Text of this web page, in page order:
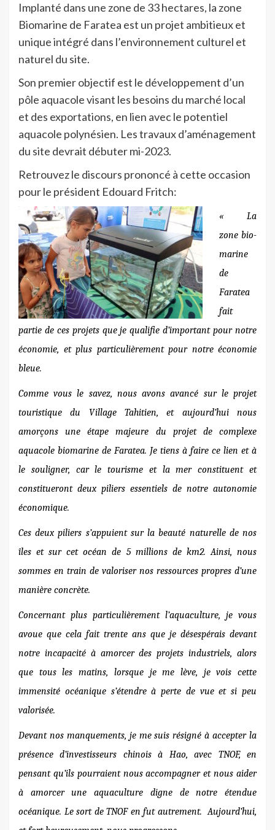
Implanté dans une zone de 33 hectares, la zone
Biomarine de Faratea est un projet ambitieux et
unique intégré dans l’environnement culturel et
naturel du site.
Son premier objectif est le développement d’un
pôle aquacole visant les besoins du marché local
et des exportations, en lien avec le potentiel
aquacole polynésien. Les travaux d’aménagement
du site devrait débuter mi-2023.
Retrouvez le discours prononcé à cette occasion
pour le président Edouard Fritch:
« La
zone bio-
marine
de
Faratea
fait
partie de ces projets que je qualifie d’important pour notre
économie, et plus particulièrement pour notre économie
bleue.
Comme vous le savez, nous avons avancé sur le projet
touristique du Village Tahitien, et aujourd’hui nous
amorçons une étape majeure du projet de complexe
aquacole biomarine de Faratea. Je tiens à faire ce lien et à
le souligner, car le tourisme et la mer constituent et
constitueront deux piliers essentiels de notre autonomie
économique.
Ces deux piliers s’appuient sur la beauté naturelle de nos
îles et sur cet océan de 5 millions de km2. Ainsi, nous
sommes en train de valoriser nos ressources propres d’une
manière concrète.
Concernant plus particulièrement l’aquaculture, je vous
avoue que cela fait trente ans que je désespérais devant
notre incapacité à amorcer des projets industriels, alors
que tous les matins, lorsque je me lève, je vois cette
immensité océanique s’étendre à perte de vue et si peu
valorisée.
Devant nos manquements, je me suis résigné à accepter la
présence d’investisseurs chinois à Hao, avec TNOF, en
pensant qu’ils pourraient nous accompagner et nous aider
à amorcer une aquaculture digne de notre étendue
océanique. Le sort de TNOF en fut autrement.Aujourd’hui,